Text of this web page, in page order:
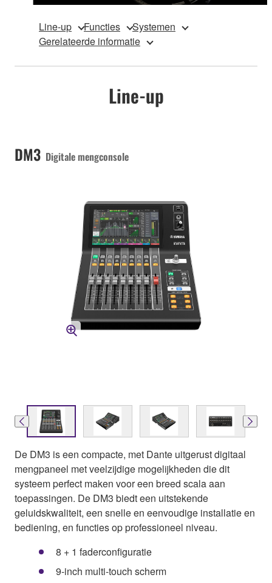
Line-up Functies
Systemen
Gerelateerde informatie
Line-up
DM3 Digitale mengconsole
De DM3 is een compacte, met Dante uitgerust digitaal
mengpaneel met veelzijdige mogelijkheden die dit
systeem perfect maken voor een breed scala aan
toepassingen. De DM3 biedt een uitstekende
geluidskwaliteit, een snelle en eenvoudige installatie en
bediening, en functies op professioneel niveau.
8 + 1 faderconfiguratie
9-inch multi-touch scherm